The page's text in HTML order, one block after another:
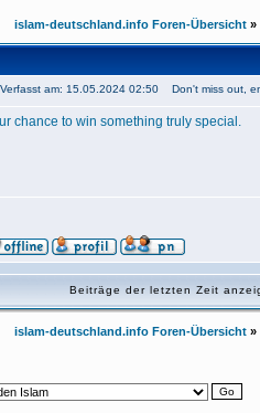
islam-deutschland.info Foren-Übersicht »
Verfasst am: 15.05.2024 02:50 Don't miss out,
chance to win something truly special.
Beiträge der letzten Zeit
islam-deutschland.info Foren-Übersicht »